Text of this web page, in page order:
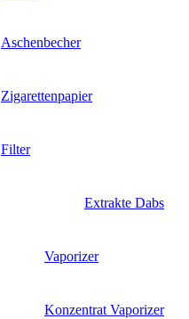
Aschenbecher
Zigarettenpapier
Filter
Extrakte Dabs
Vaporizer
Konzentrat Vaporizer